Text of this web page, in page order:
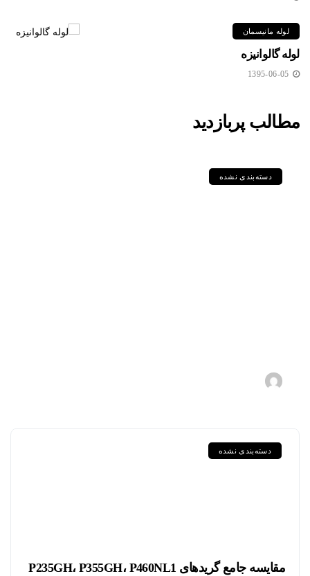
لوله مانیسمان
لوله گالوانیزه
1395-06-05
مطالب پربازدید
دسته‌بندی نشده
دسته‌بندی نشده
مقایسه جامع گریدهای P235GH، P355GH، P460NL1